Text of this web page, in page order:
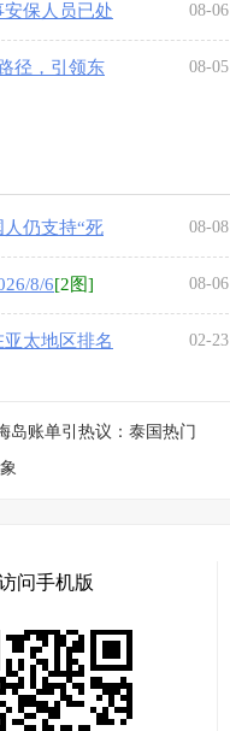
保人员已处
08-06
径，引领东
08-05
仍支持“死
08-08
8/6[2图] 08-06
太地区排名
02-23
岛账单引热议：泰国热门
问手机版